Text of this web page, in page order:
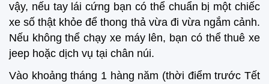
vậy, nếu tay lái cứng bạn có thể chuẩn bị một chiếc
xe số thật khỏe để thong thả vừa đi vừa ngắm cảnh.
Nếu không thể chạy xe máy lên, bạn có thể thuê xe
jeep hoặc dịch vụ tại chân núi.
Vào khoảng tháng 1 hàng năm (thời điểm trước Tết